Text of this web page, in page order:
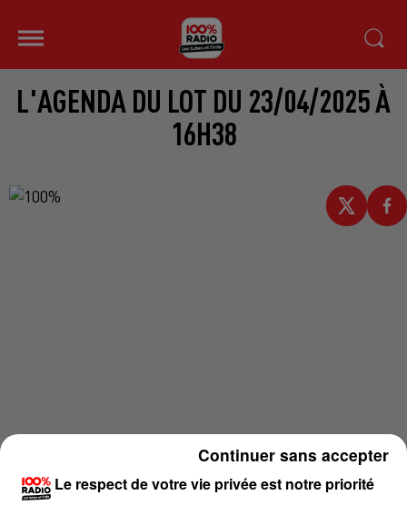
L'AGENDA DU LOT DU 23/04/2025 À
16H38
Le respect de votre vie privée est notre priorité
Continuer sans accepter